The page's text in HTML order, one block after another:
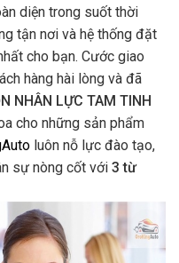
diện trong suốt thời
tận nơi và hệ thống đặt
cho bạn. Cước giao
hàng hài lòng và đã
NHÂN LỰC TAM TINH
cho những sản phẩm
luôn nỗ lực đào tạo,
sự nòng cốt với 3 từ